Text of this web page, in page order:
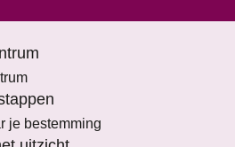
je bestemming